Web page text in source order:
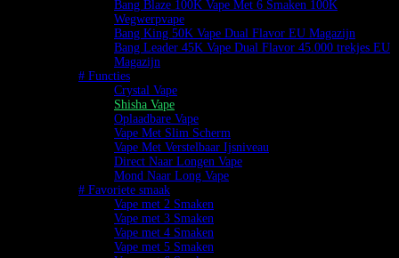
Bang Blaze 100K Vape Met 6 Smaken 100K
Wegwerpvape
Bang King 50K Vape Dual Flavor EU Magazijn
Bang Leader 45K Vape Dual Flavor 45.000 trekjes EU
Magazijn
# Functies
Crystal Vape
Shisha Vape
Oplaadbare Vape
Vape Met Slim Scherm
Vape Met Verstelbaar Ijsniveau
Direct Naar Longen Vape
Mond Naar Long Vape
# Favoriete smaak
Vape met 2 Smaken
Vape met 3 Smaken
Vape met 4 Smaken
Vape met 5 Smaken